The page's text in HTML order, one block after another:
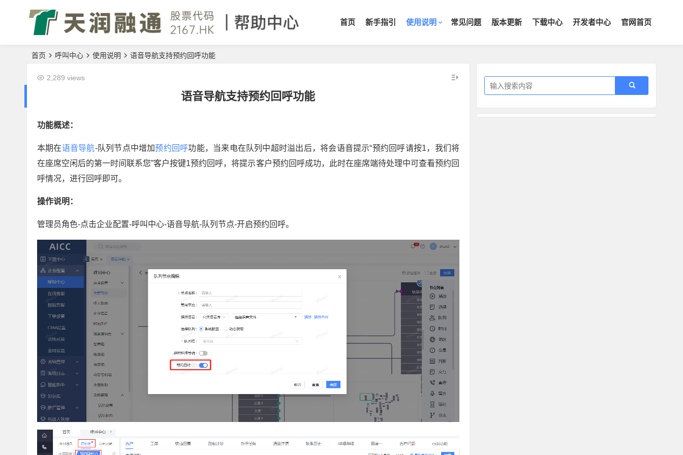
首页 新手指引 使用说明 常见问题 版本更新 下载中心 开发者中心 官网首页
首页 呼叫中心 使用说明 语音导航支持预约回呼功能
语音导航支持预约回呼功能
2,289 views
功能概述：
本期在语音导航-队列节点中增加预约回呼功能，当来电在队列中超时溢出后，将会语音提示“预约回呼请按1，我们将
在座席空闲后的第一时间联系您”客户按键1预约回呼，将提示客户预约回呼成功，此时在座席端待处理中可查看预约回
呼情况，进行回呼即可。
操作说明：
管理员角色-点击企业配置-呼叫中心-语音导航-队列节点-开启预约回呼。